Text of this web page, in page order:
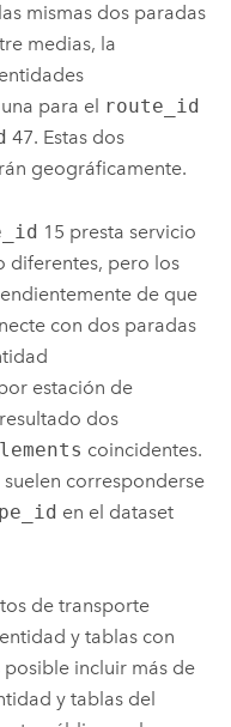
mismas dos paradas
medias, la
para el route_id
47. Estas dos
geográficamente.
15 presta servicio
diferentes, pero los
de que
con dos paradas
estación de
dos
coincidentes.
corresponderse
en el dataset
de transporte
y tablas con
incluir más de
y tablas del